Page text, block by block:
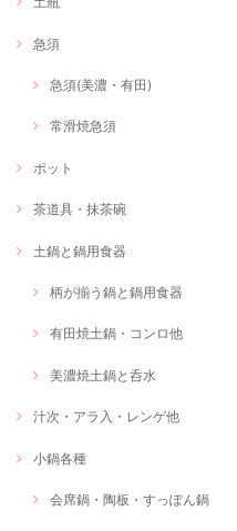
急須
急須(美濃・有田)
常滑焼急須
ポット
茶道具・抹茶碗
土鍋と鍋用食器
柄が揃う鍋と鍋用食器
有田焼土鍋・コンロ他
美濃焼土鍋と呑水
汁次・アラ入・レンゲ他
小鍋各種
会席鍋・陶板・すっぽん鍋